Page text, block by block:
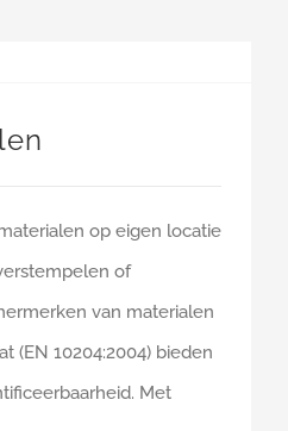
op eigen locatie
of
van materialen
(EN 10204:2004) bieden
Met